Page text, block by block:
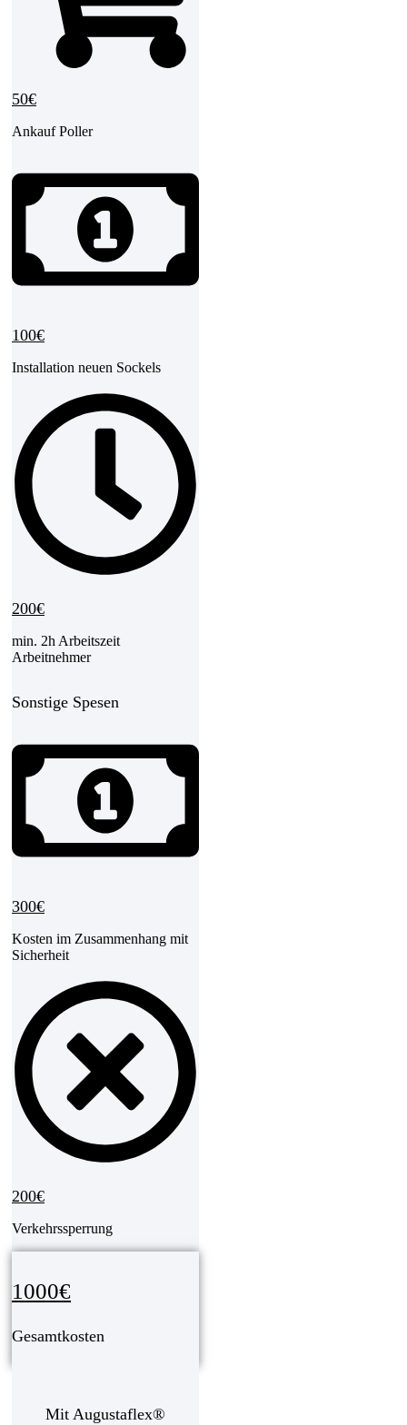
50€
Ankauf Poller
100€
Installation neuen Sockels​​​
200€
min. 2h Arbeitszeit
Arbeitnehmer​
Sonstige Spesen
300€
Kosten im Zusammenhang mit
Sicherheit​
200€
Verkehrssperrung
1000€
Gesamtkosten
Mit Augustaflex®